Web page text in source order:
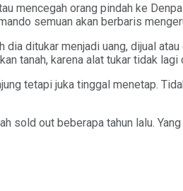
mencegah orang pindah ke
semuan akan berbaris
ditukar menjadi uang, dijual
tanah, karena alat tukar tidak
tetapi juka tinggal menetap.
sold out beberapa tahun lalu.